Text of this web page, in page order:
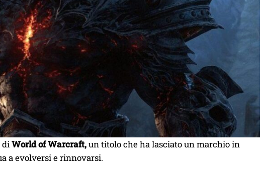
diWorld of Warcraft,un titolo che ha lasciato un marchio in
a evolversi e rinnovarsi.